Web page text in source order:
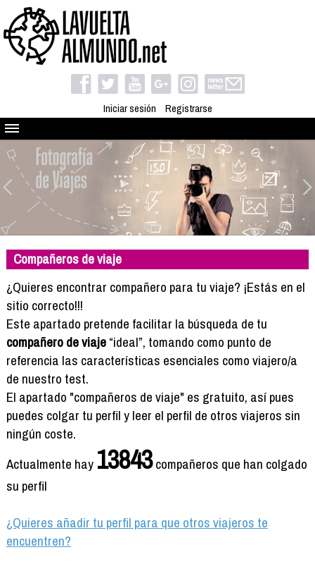
Iniciar sesión Registrarse
Quienes somos
El proyecto
Blog
Viaja con nosotros
Camino solidario
Libros
Compañeros de viaje
Formación
Info viajeros
Contactar
Compañeros de viaje
¿Quieres encontrar compañero para tu viaje? ¡Estás en el
sitio correcto!!!
Este apartado pretende facilitar la búsqueda de tu
compañero de viaje“ideal”, tomando como punto de
referencia las características esenciales como viajero/a
de nuestro test.
El apartado "compañeros de viaje" es gratuito, así pues
puedes colgar tu perfil y leer el perfil de otros viajeros sin
ningún coste.
Actualmente hay 13843compañeros que han colgado
su perfil
¿Quieres añadir tu perfil para que otros viajeros te
encuentren?